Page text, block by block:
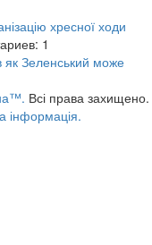
хресної ходи
1
як Зеленський може
Всі права захищено.
інформація.